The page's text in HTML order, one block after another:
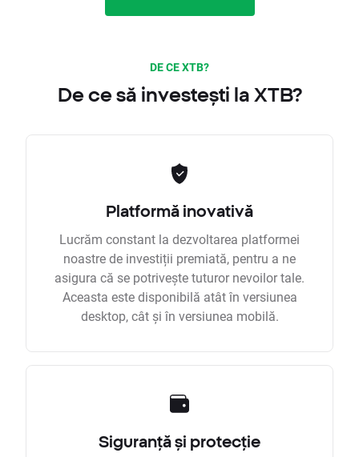
DE CE XTB?
De ce să investești la XTB?
Platformă inovativă
Lucrăm constant la dezvoltarea platformei
noastre de investiții premiată, pentru a ne
asigura că se potrivește tuturor nevoilor tale.
Aceasta este disponibilă atât în versiunea
desktop, cât și în versiunea mobilă.
Siguranță și protecție